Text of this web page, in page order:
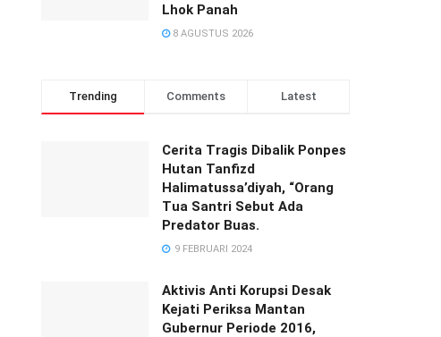
Lhok Panah
8 AGUSTUS 2026
Trending Comments Latest
Cerita Tragis Dibalik Ponpes
Hutan Tanfizd
Halimatussa’diyah, “Orang
Tua Santri Sebut Ada
Predator Buas.
9 FEBRUARI 2024
Aktivis Anti Korupsi Desak
Kejati Periksa Mantan
Gubernur Periode 2016,